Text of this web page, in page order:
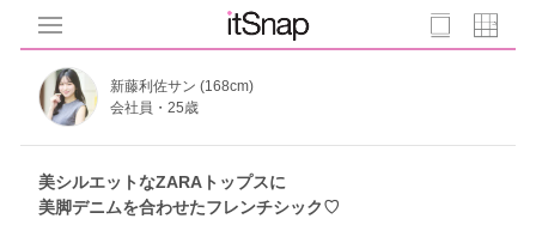
新藤利佐サン (168cm)
会社員・25歳
美シルエットなZARAトップスに
美脚デニムを合わせたフレンチシック♡